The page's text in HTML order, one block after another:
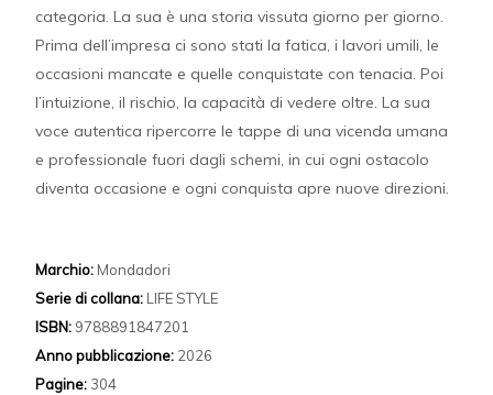
categoria. La sua è una storia vissuta giorno per giorno.
Prima dell’impresa ci sono stati la fatica, i lavori umili, le
occasioni mancate e quelle conquistate con tenacia. Poi
l’intuizione, il rischio, la capacità di vedere oltre. La sua
voce autentica ripercorre le tappe di una vicenda umana
e professionale fuori dagli schemi, in cui ogni ostacolo
diventa occasione e ogni conquista apre nuove direzioni.
Marchio: Mondadori
Serie di collana: LIFE STYLE
ISBN: 9788891847201
Anno pubblicazione: 2026
Pagine: 304